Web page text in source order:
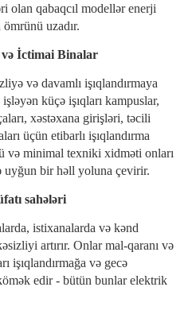
olan qabaqcıl modellər enerji
ömrünü uzadır.
İctimai Binalar
və davamlı işıqlandırmaya
küçə işıqları kampuslar,
xəstəxana girişləri, təcili
üçün etibarlı işıqlandırma
və minimal texniki xidməti onları
uyğun bir həll yoluna çevirir.
sahələri
istixanalarda və kənd
artırır. Onlar mal-qaranı və
işıqlandırmağa və gecə
edir - bütün bunlar elektrik